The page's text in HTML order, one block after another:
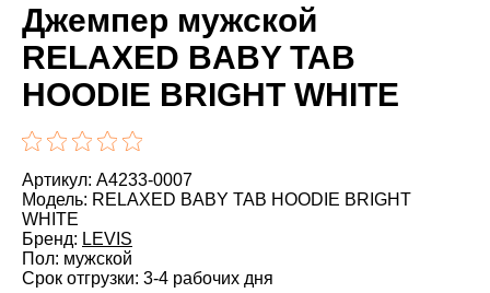
Джемпер мужской
RELAXED BABY TAB
HOODIE BRIGHT WHITE
Артикул: A4233-0007
Модель: RELAXED BABY TAB HOODIE BRIGHT
WHITE
Бренд: LEVIS
Пол: мужской
Срок отгрузки: 3-4 рабочих дня